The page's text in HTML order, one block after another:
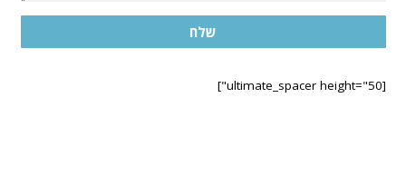
שלח
[ultimate_spacer height="50"]